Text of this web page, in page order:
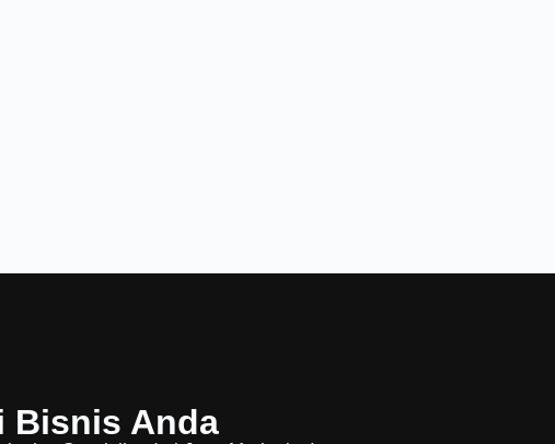
Bisnis Anda